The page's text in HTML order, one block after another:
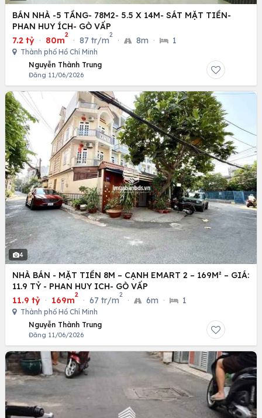
BÁN NHÀ -5 TẦNG- 78M2- 5.5 X 14M- SÁT MẶT TIỀN-
PHAN HUY ÍCH- GÒ VẤP
7.2 tỷ · 80m
2
· 87 tr/m
2
· 8m · 1
Thành phố Hồ Chí Minh
Nguyễn Thành Trung
Đăng 11/06/2026
4
NHÀ BÁN - MẶT TIỀN 8M – CẠNH EMART 2 – 169M² – GIÁ:
11.9 TỶ - PHAN HUY ICH- GÒ VẤP
11.9 tỷ · 169m
2
· 67 tr/m
2
· 6m · 1
Thành phố Hồ Chí Minh
Nguyễn Thành Trung
Đăng 11/06/2026